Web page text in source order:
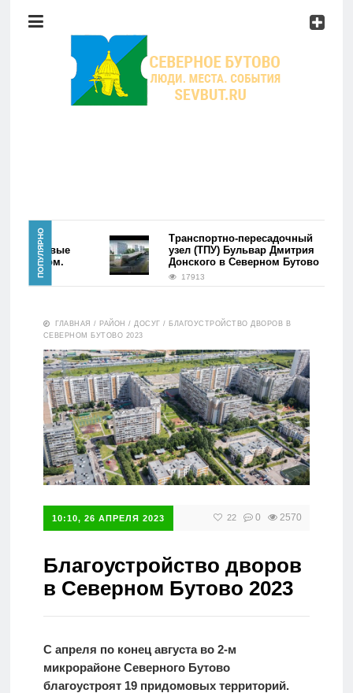
Район
Мероприятия
Главная
Новости
Мероприятия
Справочник
ПОПУЛЯРНО
Первые
фэйком.
Транспортно-пересадочный
узел (ТПУ) Бульвар Дмитрия
Донского в Северном Бутово
17913
ГЛАВНАЯ / РАЙОН /ДОСУГ / БЛАГОУСТРОЙСТВО ДВОРОВ В
СЕВЕРНОМ БУТОВО 2023
10:10, 26 АПРЕЛЯ 2023 22 0 2570
Благоустройство дворов
в Северном Бутово 2023
С апреля по конец августа во 2-м
микрорайоне Северного Бутово
благоустроят 19 придомовых территорий.